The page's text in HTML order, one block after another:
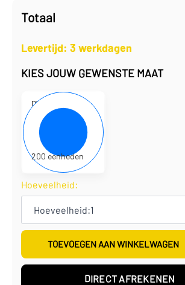
Totaal
Levertijd: 3 werkdagen
KIES JOUW GEWENSTE MAAT
D700128
10 x 10 x 36 cm
1,75 per eenheid
350,00 per doos
200 eenheden
Hoeveelheid:
TOEVOEGEN AAN WINKELWAGEN
DIRECT AFREKENEN